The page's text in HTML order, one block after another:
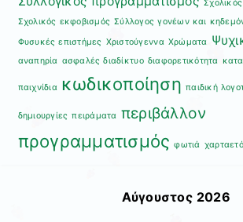
Σχολικός εκφοβισμός Σύλλογος γονέων και
Φυσυκές επιστήμες Χριστούγεννα Χρώματα
αναπηρία ασφαλές διαδίκτυο διαφορετικότητα
παιχνίδια κωδικοποίηση παιδική
δημιουργίες πειράματα περιβάλλον
προγραμματισμός φωτιά
Αύγουστος 2026